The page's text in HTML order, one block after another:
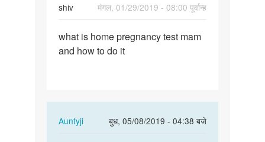
shiv
मंगल, 01/29/2019 - 08:00 पूर्वान्ह
what
is
what is home pregnancy test mam
and how to do it
Auntyji
बुध, 05/08/2019 - 04:38 बजे
In